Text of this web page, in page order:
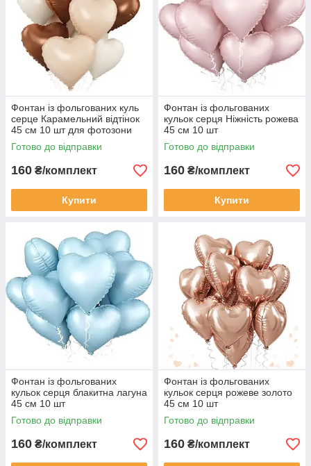
Фонтан із фольгованих куль
серце Карамельний відтінок
45 см 10 шт для фотозони
Готово до відправки
160 ₴/комплект
Купити
Фонтан із фольгованих
кульок серця Ніжність рожева
45 см 10 шт
Готово до відправки
160 ₴/комплект
Купити
Фонтан із фольгованих
кульок серця блакитна лагуна
45 см 10 шт
Готово до відправки
160 ₴/комплект
Фонтан із фольгованих
кульок серця рожеве золото
45 см 10 шт
Готово до відправки
160 ₴/комплект